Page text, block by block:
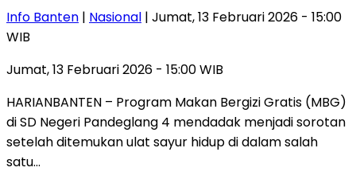
Info Banten | Nasional | Jumat, 13 Februari 2026 - 15:00
WIB
Jumat, 13 Februari 2026 - 15:00 WIB
HARIANBANTEN – Program Makan Bergizi Gratis (MBG)
di SD Negeri Pandeglang 4 mendadak menjadi sorotan
setelah ditemukan ulat sayur hidup di dalam salah
satu…